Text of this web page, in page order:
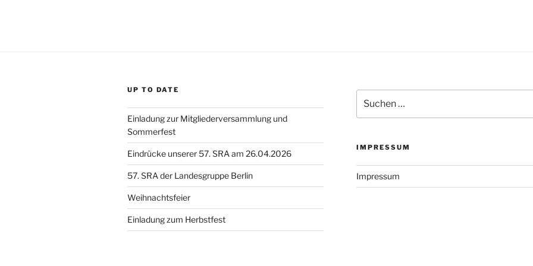
UP TO DATE
Einladung zur Mitgliederversammlung und
Sommerfest
Eindrücke unserer 57. SRA am 26.04.2026
57. SRA der Landesgruppe Berlin
Weihnachtsfeier
Einladung zum Herbstfest
nach:
IMPRESSUM
Impressum